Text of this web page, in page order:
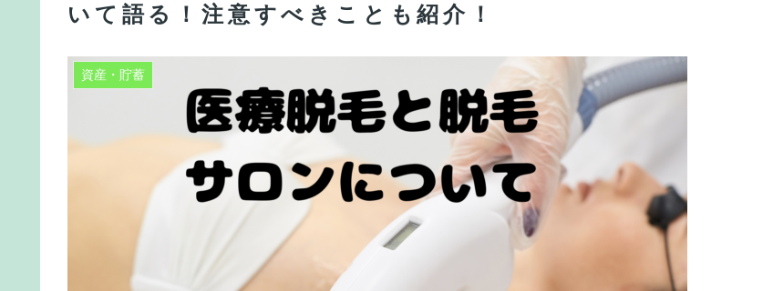
いて語る！注意すべきことも紹介！
資産・貯蓄